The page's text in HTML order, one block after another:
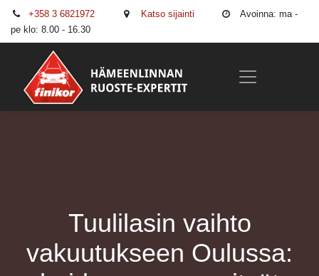
+358 3 6821972 Katso sijainti
Avoinna: ma -
pe klo: 8.00 - 16.30
Tuulilasin vaihto
vakuutukseen Oulussa: